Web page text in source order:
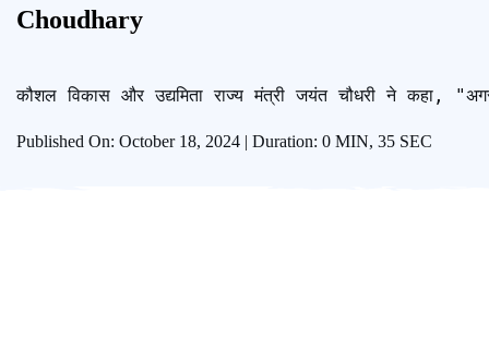
Choudhary
कौशल विकास और उद्यमिता राज्य मंत्री जयंत चौधरी ने कहा,
Published On: October 18, 2024 | Duration: 0 MIN, 35 SEC